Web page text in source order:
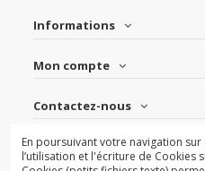
Informations
Mon compte
Contactez-nous
Suivez-nous
En poursuivant votre navigation
l’utilisation et l'écriture de Cookies